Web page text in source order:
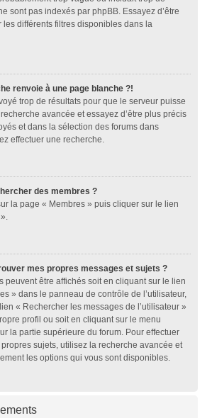
sont pas indexés par phpBB. Essayez d’être
les différents filtres disponibles dans la
renvoie à une page blanche ?!
trop de résultats pour que le serveur puisse
avancée et essayez d’être plus précis
et dans la sélection des forums dans
effectuer une recherche.
des membres ?
la page « Membres » puis cliquer sur le lien
mes propres messages et sujets ?
peuvent être affichés soit en cliquant sur le lien
» dans le panneau de contrôle de l’utilisateur,
« Rechercher les messages de l’utilisateur »
profil ou soit en cliquant sur le menu
la partie supérieure du forum. Pour effectuer
sujets, utilisez la recherche avancée et
les options qui vous sont disponibles.